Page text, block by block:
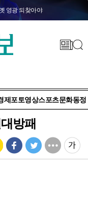
영광 되찾아야
제 포토영상스포츠문화동정
방패